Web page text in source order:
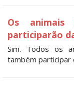
Os animais
participarão
Sim. Todos os
também participar